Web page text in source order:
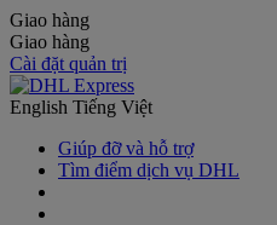
Giao hàng
Giao hàng
Cài đặt quản trị
English Tiếng Việt
Giúp đỡ và hỗ trợ
Tìm điểm dịch vụ DHL